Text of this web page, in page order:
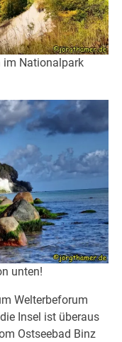
im Nationalpark
unten!
Welterbeforum
Insel ist überaus
Ostseebad Binz